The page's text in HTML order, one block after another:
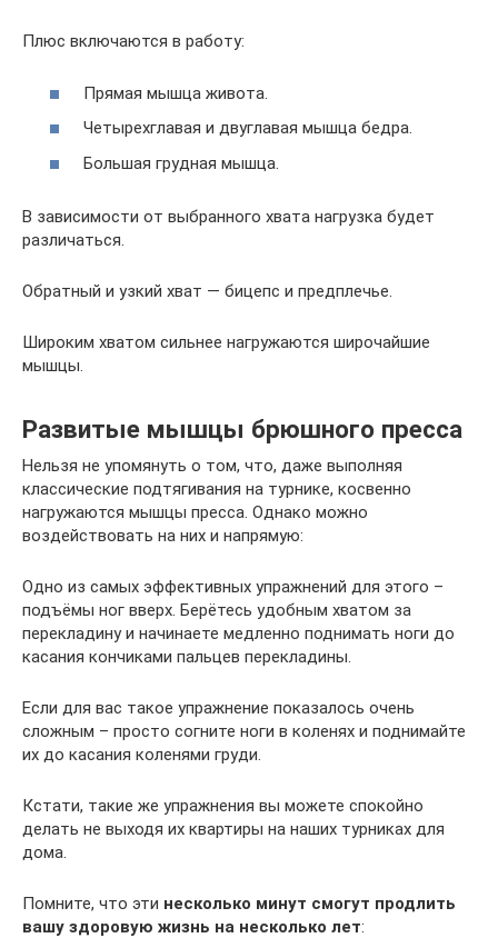
Плюс включаются в работу:
Прямая мышца живота.
Четырехглавая и двуглавая мышца бедра.
Большая грудная мышца.
В зависимости от выбранного хвата нагрузка будет
различаться.
Обратный и узкий хват — бицепс и предплечье.
Широким хватом сильнее нагружаются широчайшие
мышцы.
Развитые мышцы брюшного пресса
Нельзя не упомянуть о том, что, даже выполняя
классические подтягивания на турнике, косвенно
нагружаются мышцы пресса. Однако можно
воздействовать на них и напрямую:
Одно из самых эффективных упражнений для этого –
подъёмы ног вверх. Берётесь удобным хватом за
перекладину и начинаете медленно поднимать ноги до
касания кончиками пальцев перекладины.
Если для вас такое упражнение показалось очень
сложным – просто согните ноги в коленях и поднимайте
их до касания коленями груди.
Кстати, такие же упражнения вы можете спокойно
делать не выходя их квартиры на наших турниках для
дома.
Помните, что эти несколько минут смогут продлить
вашу здоровую жизнь на несколько лет: